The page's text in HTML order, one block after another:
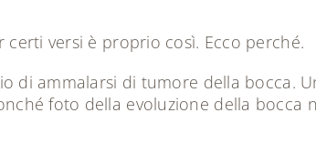
certi versi è proprio così. Ecco perché.
di ammalarsi di tumore della bocca.
foto della evoluzione della bocca